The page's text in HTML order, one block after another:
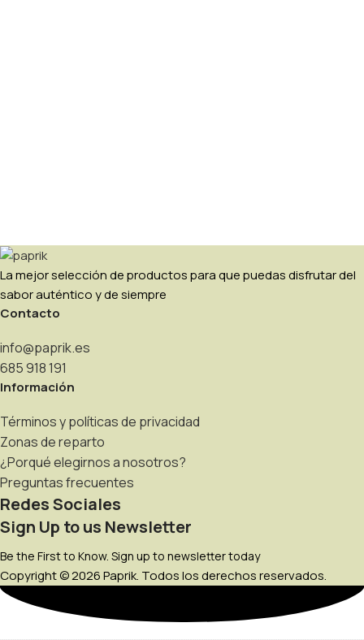
La mejor selección de productos para que puedas disfrutar del
sabor auténtico y de siempre
Contacto
info@paprik.es
685 918 191
Información
Términos y políticas de privacidad
Zonas de reparto
¿Porqué elegirnos a nosotros?
Preguntas frecuentes
Redes Sociales
Sign Up to us Newsletter
Be the First to Know. Sign up to newsletter today
Copyright © 2026 Paprik. Todos los derechos reservados.